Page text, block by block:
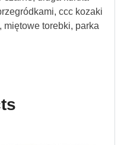
ccc kozaki
miętowe torebki, parka